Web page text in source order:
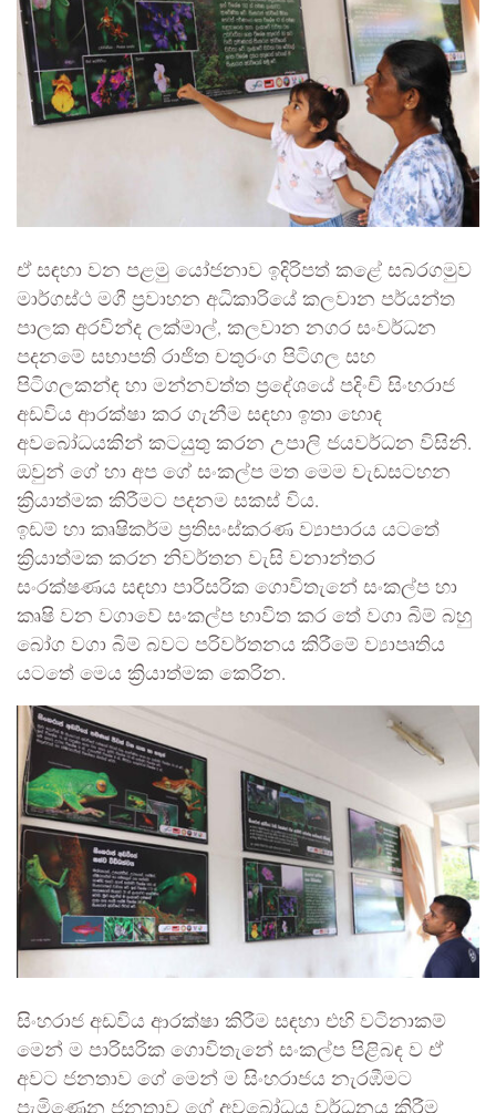
ඒ සඳහා වන පළමු යෝජනාව ඉදිරිපත් කළේ සබරගමුව
මාර්ගස්ථ මගී ප්‍රවාහන අධිකාරියේ කලවාන පර්යන්ත
පාලක අරවින්ද ලක්මාල්, කලවාන නගර සංවර්ධන
පදනමේ සභාපති රාජිත චතුරංග පිටිගල සහ
පිටිගලකන්ඳ හා මන්නවත්ත ප්‍රදේශයේ පදිංචි සිංහරාජ
අඩවිය ආරක්ෂා කර ගැනීම සඳහා ඉතා හොඳ
අවබෝධයකින් කටයුතු කරන උපාලි ජයවර්ධන විසිනි.
ඔවුන් ගේ හා අප ගේ සංකල්ප මත මෙම වැඩසටහන
ක්‍රියාත්මක කිරීමට පදනම සකස් විය.
ඉඩම් හා කෘෂිකර්ම ප්‍රතිසංස්කරණ ව්‍යාපාරය යටතේ
ක්‍රියාත්මක කරන නිවර්තන වැසි වනාන්තර
සංරක්ෂණය සඳහා පාරිසරික ගොවිතැනේ සංකල්ප හා
කෘෂි වන වගාවේ සංකල්ප භාවිත කර තේ වගා බිම් බහු
බෝග වගා බිම් බවට පරිවර්තනය කිරීමේ ව්‍යාපෘතිය
යටතේ මෙය ක්‍රියාත්මක කෙරින.
සිංහරාජ අඩවිය ආරක්ෂා කිරීම සඳහා එහි වටිනාකම්
මෙන් ම පාරිසරික ගොවිතැනේ සංකල්ප පිළිබඳ ව ඒ
අවට ජනතාව ගේ මෙන් ම සිංහරාජය නැරඹීමට
පැමිණෙන ජනතාව ගේ අවබෝධය වර්ධනය කිරීම